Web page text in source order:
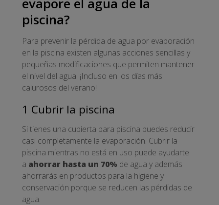
evapore el agua de la
piscina?
Para prevenir la pérdida de agua por evaporación
en la piscina existen algunas acciones sencillas y
pequeñas modificaciones que permiten mantener
el nivel del agua. ¡Incluso en los días más
calurosos del verano!
1 Cubrir la piscina
Si tienes una cubierta para piscina puedes reducir
casi completamente la evaporación. Cubrir la
piscina mientras no está en uso puede ayudarte
a ahorrar hasta un 70% de agua y además
ahorrarás en productos para la higiene y
conservación porque se reducen las pérdidas de
agua.